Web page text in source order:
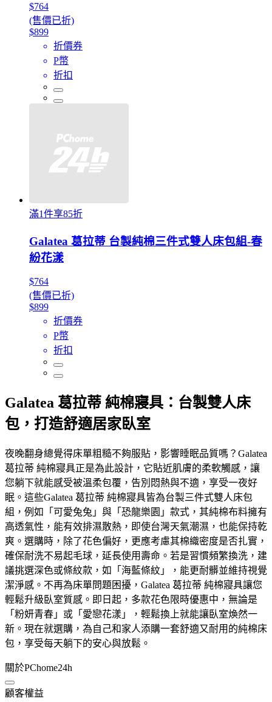
$764
(售價已折)
$899
折價券
P幣
折扣
滿1件享85折
Galatea 葛拉蒂 台製純棉三件式雙人床包組-春
紛花漾
$764
(售價已折)
$899
折價券
P幣
折扣
Galatea 葛拉蒂 純棉寢具：台製雙人床
包，打造舒適居家臥室
夜晚翻身總覺得床單粗糙不夠服貼，影響睡眠品質嗎？Galatea
葛拉蒂 純棉寢具正是為此設計，它貼近肌膚的柔軟觸感，讓
您躺下就能感受被溫柔包覆，告別悶熱與不適，享受一夜好
眠。這些Galatea 葛拉蒂 純棉寢具皆為台製三件式雙人床包
組，例如「可愛兔兔」與「恐龍樂園」款式，其純棉布料擁有
高透氣性，能有效排濕散熱，即使台灣天氣潮濕，也能保持乾
爽。選購時，除了花色偏好，更應考慮其棉織密度是否扎實，
確保耐洗不易起毛球，延長使用壽命。若是習慣頻繁換洗，建
議挑選深色或條紋款，如「海藍條紋」，能更耐髒並維持視覺
潔淨感。不再為床單問題困擾，Galatea 葛拉蒂 純棉寢具讓您
輕鬆升級臥室質感。即日起，多款花色限時優惠中，無論是
「粉妍青春」或「愛戀花漾」，輕鬆換上就能讓臥室煥然一
新。現在就選購，為自己和家人添購一套舒適又耐用的純棉床
包，享受每天躺下的安心與放鬆。
關於PChome24h
顧客權益